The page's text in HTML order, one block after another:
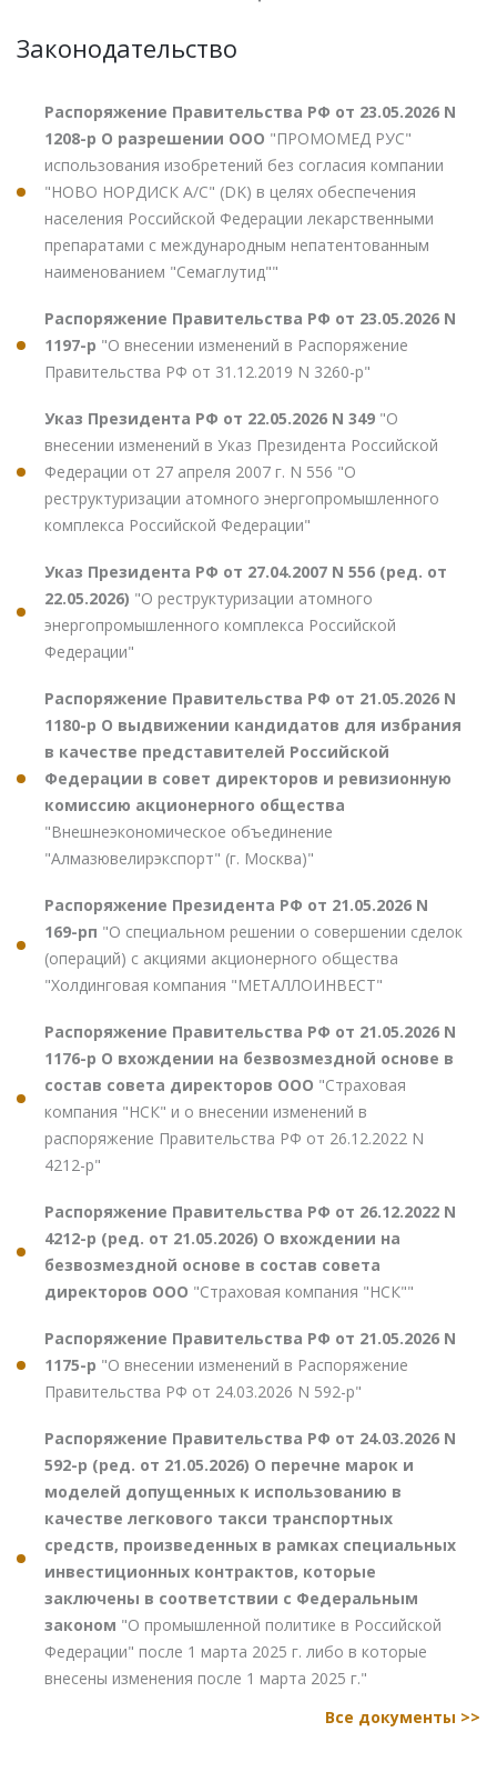
Законодательство
Распоряжение Правительства РФ от 23.05.2026 N
1208-р О разрешении ООО "ПРОМОМЕД РУС"
использования изобретений без согласия компании
"НОВО НОРДИСК А/С" (DK) в целях обеспечения
населения Российской Федерации лекарственными
препаратами с международным непатентованным
наименованием "Семаглутид""
Распоряжение Правительства РФ от 23.05.2026 N
1197-р "О внесении изменений в Распоряжение
Правительства РФ от 31.12.2019 N 3260-р"
Указ Президента РФ от 22.05.2026 N 349 "О
внесении изменений в Указ Президента Российской
Федерации от 27 апреля 2007 г. N 556 "О
реструктуризации атомного энергопромышленного
комплекса Российской Федерации"
Указ Президента РФ от 27.04.2007 N 556 (ред. от
22.05.2026) "О реструктуризации атомного
энергопромышленного комплекса Российской
Федерации"
Распоряжение Правительства РФ от 21.05.2026 N
1180-р О выдвижении кандидатов для избрания
в качестве представителей Российской
Федерации в совет директоров и ревизионную
комиссию акционерного общества
"Внешнеэкономическое объединение
"Алмазювелирэкспорт" (г. Москва)"
Распоряжение Президента РФ от 21.05.2026 N
169-рп "О специальном решении о совершении сделок
(операций) с акциями акционерного общества
"Холдинговая компания "МЕТАЛЛОИНВЕСТ"
Распоряжение Правительства РФ от 21.05.2026 N
1176-р О вхождении на безвозмездной основе в
состав совета директоров ООО "Страховая
компания "НСК" и о внесении изменений в
распоряжение Правительства РФ от 26.12.2022 N
4212-р"
Распоряжение Правительства РФ от 26.12.2022 N
4212-р (ред. от 21.05.2026) О вхождении на
безвозмездной основе в состав совета
директоров ООО "Страховая компания "НСК""
Распоряжение Правительства РФ от 21.05.2026 N
1175-р "О внесении изменений в Распоряжение
Правительства РФ от 24.03.2026 N 592-р"
Распоряжение Правительства РФ от 24.03.2026 N
592-р (ред. от 21.05.2026) О перечне марок и
моделей допущенных к использованию в
качестве легкового такси транспортных
средств, произведенных в рамках специальных
инвестиционных контрактов, которые
заключены в соответствии с Федеральным
законом "О промышленной политике в Российской
Федерации" после 1 марта 2025 г. либо в которые
внесены изменения после 1 марта 2025 г."
Все документы >>